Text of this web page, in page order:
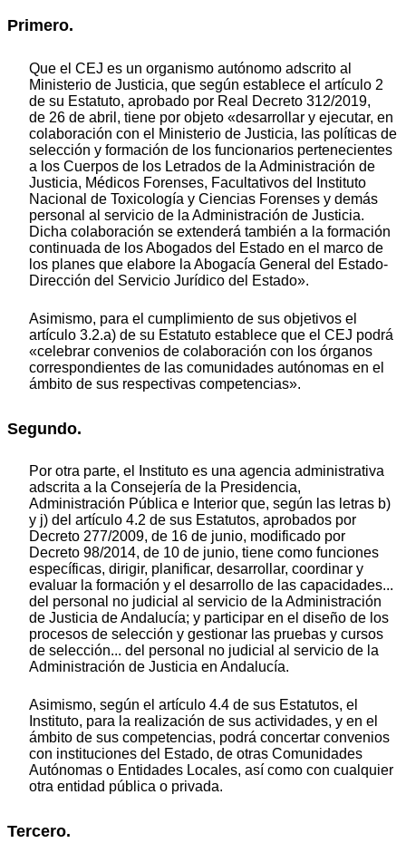
Primero.
Que el CEJ es un organismo autónomo adscrito al
Ministerio de Justicia, que según establece el artículo 2
de su Estatuto, aprobado por Real Decreto 312/2019,
de 26 de abril, tiene por objeto «desarrollar y ejecutar, en
colaboración con el Ministerio de Justicia, las políticas de
selección y formación de los funcionarios pertenecientes
a los Cuerpos de los Letrados de la Administración de
Justicia, Médicos Forenses, Facultativos del Instituto
Nacional de Toxicología y Ciencias Forenses y demás
personal al servicio de la Administración de Justicia.
Dicha colaboración se extenderá también a la formación
continuada de los Abogados del Estado en el marco de
los planes que elabore la Abogacía General del Estado-
Dirección del Servicio Jurídico del Estado».
Asimismo, para el cumplimiento de sus objetivos el
artículo 3.2.a) de su Estatuto establece que el CEJ podrá
«celebrar convenios de colaboración con los órganos
correspondientes de las comunidades autónomas en el
ámbito de sus respectivas competencias».
Segundo.
Por otra parte, el Instituto es una agencia administrativa
adscrita a la Consejería de la Presidencia,
Administración Pública e Interior que, según las letras b)
y j) del artículo 4.2 de sus Estatutos, aprobados por
Decreto 277/2009, de 16 de junio, modificado por
Decreto 98/2014, de 10 de junio, tiene como funciones
específicas, dirigir, planificar, desarrollar, coordinar y
evaluar la formación y el desarrollo de las capacidades...
del personal no judicial al servicio de la Administración
de Justicia de Andalucía; y participar en el diseño de los
procesos de selección y gestionar las pruebas y cursos
de selección... del personal no judicial al servicio de la
Administración de Justicia en Andalucía.
Asimismo, según el artículo 4.4 de sus Estatutos, el
Instituto, para la realización de sus actividades, y en el
ámbito de sus competencias, podrá concertar convenios
con instituciones del Estado, de otras Comunidades
Autónomas o Entidades Locales, así como con cualquier
otra entidad pública o privada.
Tercero.